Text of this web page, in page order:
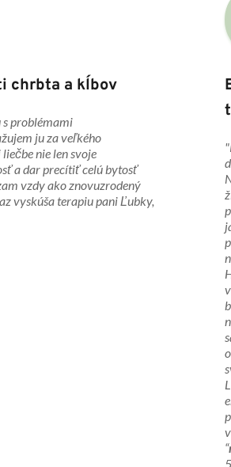
chrbta a kĺbov
s problémami
ju za veľkého
nie len svoje
a dar precítiť celú bytosť
vzdy ako znovuzrodený
vyskúša terapiu pani Ľubky,
“